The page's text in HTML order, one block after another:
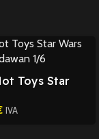
Toys Star
IVA